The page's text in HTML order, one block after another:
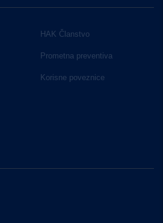
HAK Članstvo
Prometna preventiva
Korisne poveznice